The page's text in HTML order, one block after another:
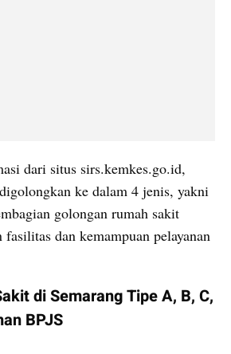
dari situs sirs.kemkes.go.id,
ke dalam 4 jenis, yakni
golongan rumah sakit
fasilitas dan kemampuan pelayanan
di Semarang Tipe A, B, C,
BPJS